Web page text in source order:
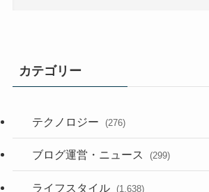
カテゴリー
テクノロジー (276)
(36)
(187)
ブログ運営・ニュース (299)
(118)
ライフスタイル (1,638)